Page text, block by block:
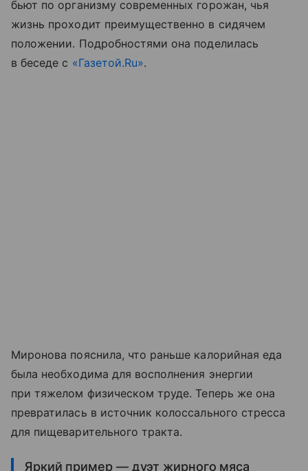
бьют по организму современных горожан, чья
жизнь проходит преимущественно в сидячем
положении. Подробностями она поделилась
в беседе с «Газетой.Ru».
Миронова пояснила, что раньше калорийная еда
была необходима для восполнения энергии
при тяжелом физическом труде. Теперь же она
превратилась в источник колоссального стресса
для пищеварительного тракта.
Яркий пример — дуэт жирного мяса